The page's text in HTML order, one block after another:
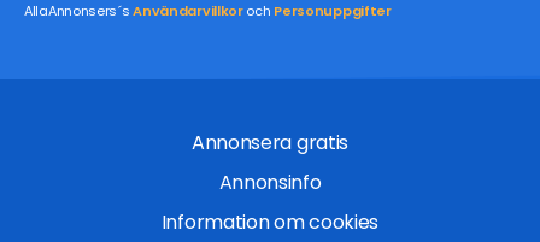
AllaAnnonsers´sAnvändarvillkoroch Personuppgifter
Annonsera gratis
Annonsinfo
Information om cookies